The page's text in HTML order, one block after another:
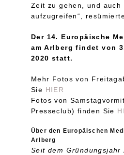
Zeit zu gehen, und auch
aufzugreifen“,
Der 14. Europäische
am Arlberg findet von
2020 statt.
Mehr Fotos von
Sie HIER
Fotos von
Presseclub) finden Sie
Über den Europäischen
Arlberg
Seit dem